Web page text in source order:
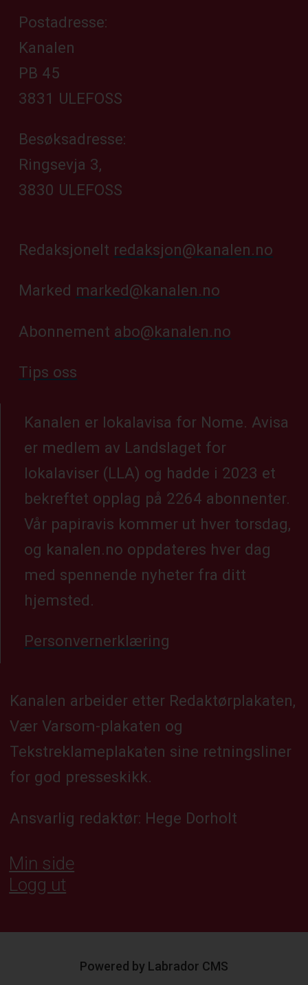
Postadresse:
Kanalen
PB 45
3831 ULEFOSS
Besøksadresse:
Ringsevja 3,
3830 ULEFOSS
Redaksjonelt redaksjon@kanalen.no
Marked marked@kanalen.no
Abonnement abo@kanalen.no
Tips oss
Kanalen er lokalavisa for Nome. Avisa
er medlem av Landslaget for
lokalaviser (LLA) og hadde i 2023 et
bekreftet opplag på 2264 abonnenter.
Vår papiravis kommer ut hver torsdag,
og kanalen.no oppdateres hver dag
med spennende nyheter fra ditt
hjemsted.
Personvernerklæring
Kanalen arbeider etter Redaktørplakaten,
Vær Varsom-plakaten og
Tekstreklameplakaten sine retningsliner
for god presseskikk.
Ansvarlig redaktør: Hege Dorholt
Min side
Logg ut
Powered by Labrador CMS